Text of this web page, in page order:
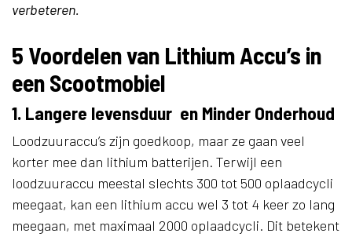
verbeteren.
5 Voordelen van Lithium Accu’s in
een Scootmobiel
1. Langere levensduur en Minder Onderhoud
Loodzuuraccu’s zijn goedkoop, maar ze gaan veel
korter mee dan lithium batterijen. Terwijl een
loodzuuraccu meestal slechts 300 tot 500 oplaadcycli
meegaat, kan een lithium accu wel 3 tot 4 keer zo lang
meegaan, met maximaal 2000 oplaadcycli. Dit betekent